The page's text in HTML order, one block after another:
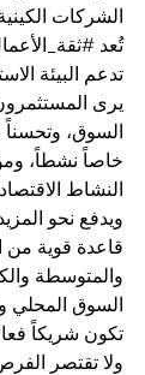
الشركات
تُعد
تدعم البيئة
يرى
السوق، وتحسناً
خاصاً نشطاً،
النشاط
ويدفع نحو
قاعدة قوية من
والمتوسطة
السوق المحلي
تكون شريكاً
ولا تقتصر